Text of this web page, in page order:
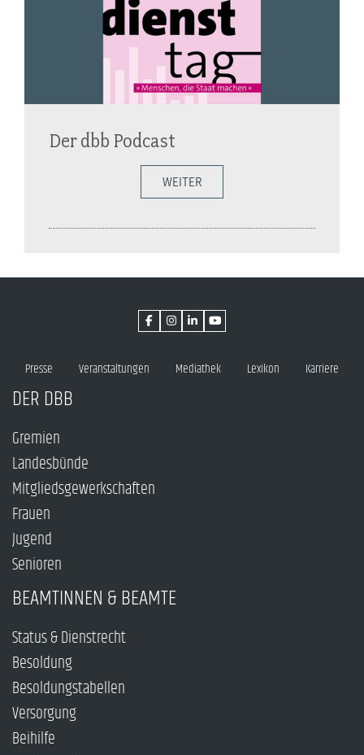
Der dbb Podcast
WEITER
Presse Veranstaltungen Mediathek Lexikon Karriere
DER DBB
Gremien
Landesbünde
Mitgliedsgewerkschaften
Frauen
Jugend
Senioren
BEAMTINNEN & BEAMTE
Status & Dienstrecht
Besoldung
Besoldungstabellen
Versorgung
Beihilfe